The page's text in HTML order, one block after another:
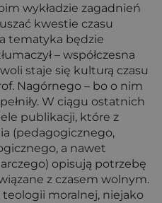
wykładzie zagadnień
kwestie czasu
tematyka będzie
– współczesna
staje się kulturą czasu
Nagórnego – bo o nim
W ciągu ostatnich
publikacji, które z
(pedagogicznego,
a nawet
opisują potrzebę
z czasem wolnym.
moralnej, niejako